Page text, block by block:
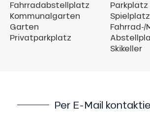
Fahrradabstellplatz
Kommunalgarten
Garten
Privatparkplatz
Parkplatz
Spielplatz
Fahrrad-/
Skikeller
Per E-Mail